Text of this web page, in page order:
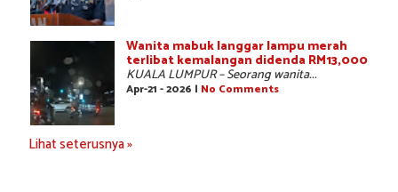
Wanita mabuk langgar lampu merah
terlibat kemalangan didenda RM13,000
KUALA LUMPUR – Seorang wanita...
Apr-21 - 2026 | No Comments
Lihat seterusnya »